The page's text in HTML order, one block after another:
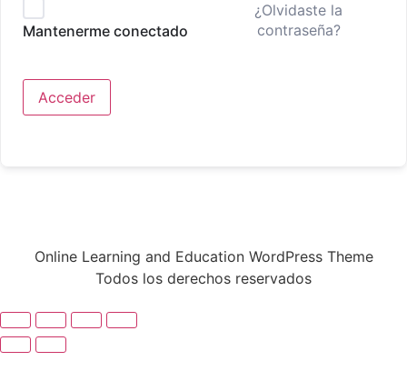
Mantenerme conectado
¿Olvidaste la
contraseña?
Acceder
Online Learning and Education WordPress Theme
Todos los derechos reservados